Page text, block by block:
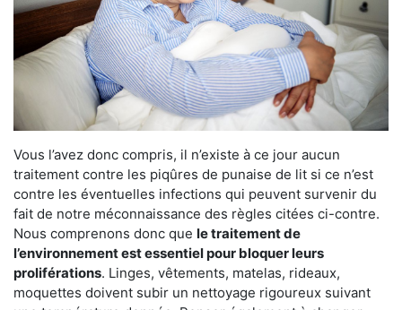
Vous l’avez donc compris, il n’existe à ce jour aucun
traitement contre les piqûres de punaise de lit si ce n’est
contre les éventuelles infections qui peuvent survenir du
fait de notre méconnaissance des règles citées ci-contre.
Nous comprenons donc que le traitement de
l’environnement est essentiel pour bloquer leurs
proliférations. Linges, vêtements, matelas, rideaux,
moquettes doivent subir un nettoyage rigoureux suivant